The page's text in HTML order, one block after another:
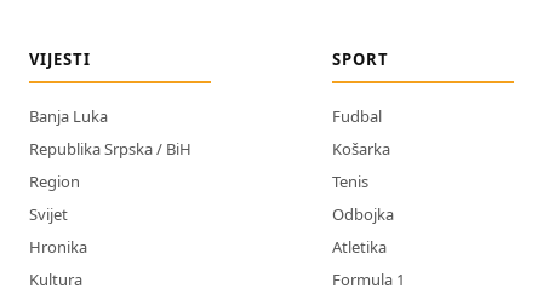
VIJESTI
Banja Luka
Republika Srpska / BiH
Region
Svijet
Hronika
Kultura
SPORT
Fudbal
Košarka
Tenis
Odbojka
Atletika
Formula 1